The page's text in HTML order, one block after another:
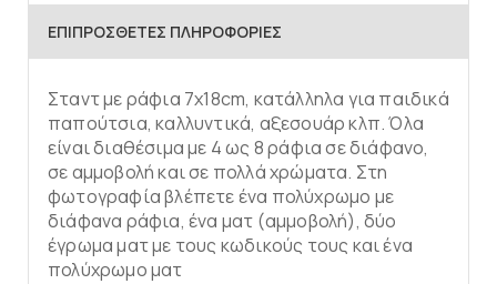
ΕΠΙΠΡΌΣΘΕΤΕΣ ΠΛΗΡΟΦΟΡΊΕΣ
Σταντ με ράφια 7x18cm, κατάλληλα για παιδικά
παπούτσια, καλλυντικά, αξεσουάρ κλπ. Όλα
είναι διαθέσιμα με 4 ως 8 ράφια σε διάφανο,
σε αμμοβολή και σε πολλά χρώματα. Στη
φωτογραφία βλέπετε ένα πολύχρωμο με
διάφανα ράφια, ένα ματ (αμμοβολή), δύο
έγρωμα ματ με τους κωδικούς τους και ένα
πολύχρωμο ματ